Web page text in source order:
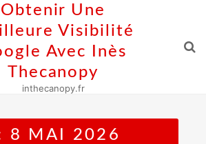
Obtenir Une
Visibilité
Avec Inès
Thecanopy
inthecanopy.fr
8 MAI 2026